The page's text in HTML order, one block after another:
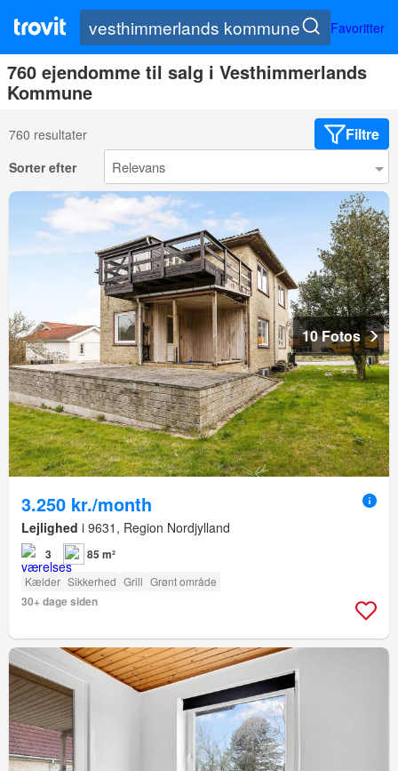
Favoritter
760 ejendomme til salg i Vesthimmerlands
Kommune
760 resultater Filtre
Sorter efter
10 Fotos
3.250 kr./month
Lejlighed i 9631, Region Nordjylland
3 85 m²
Kælder Sikkerhed Grill Grønt område
30+ dage siden